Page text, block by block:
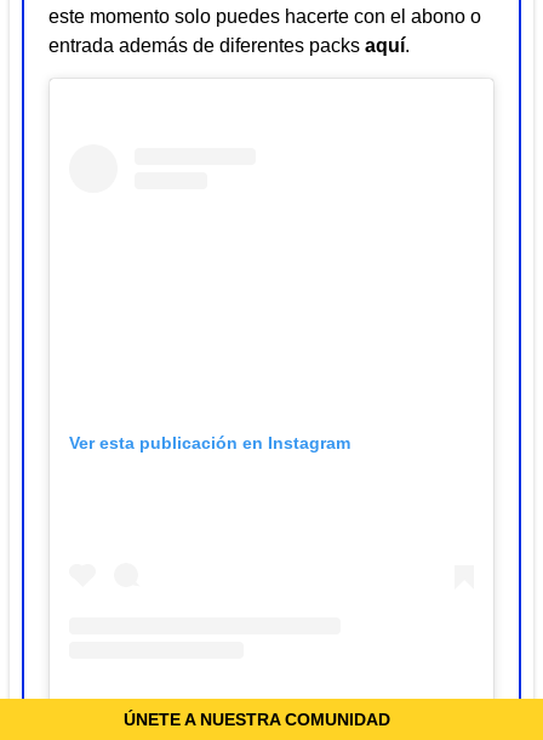
ÚNETE A NUESTRA COMUNIDAD
este momento solo puedes hacerte con el abono o
entrada además de diferentes packs aquí.
Ver esta publicación en Instagram